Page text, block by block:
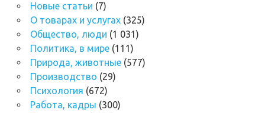
Новые статьи (7)
О товарах и услугах(325)
Общество, люди (1 031)
Политика, в мире(111)
Природа, животные(577)
Производство (29)
Психология (672)
Работа, кадры (300)